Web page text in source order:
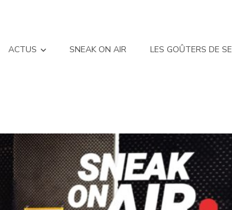
ACTUS SNEAK ON AIR LES GOÛTERS DE SE